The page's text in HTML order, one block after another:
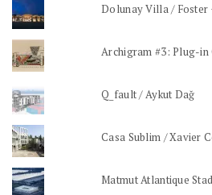
Dolunay Villa / Foster
Archigram #3: Plug-in
Q_fault / Aykut Dağ
Casa Sublim / Xavier
Matmut Atlantique